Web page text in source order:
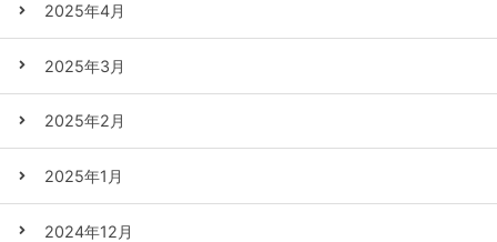
2025年4月
2025年3月
2025年2月
2025年1月
2024年12月